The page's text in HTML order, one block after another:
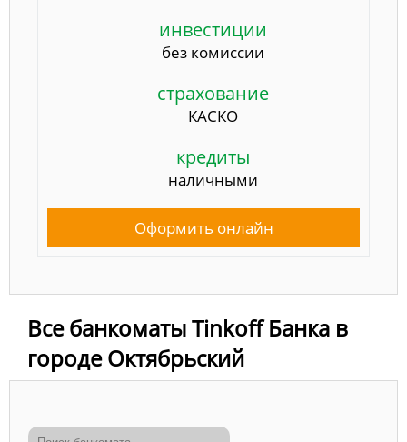
инвестиции
без комиссии
страхование
КАСКО
кредиты
наличными
Оформить онлайн
Все банкоматы Tinkoff Банка в
городе Октябрьский